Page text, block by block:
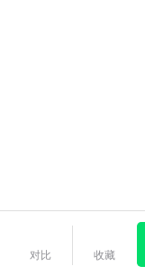
对比 收藏